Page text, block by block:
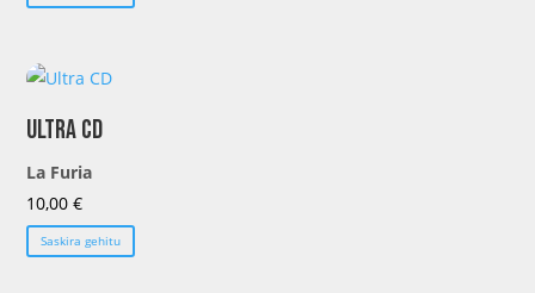
Ultra CD
La Furia
10,00€
Saskira gehitu